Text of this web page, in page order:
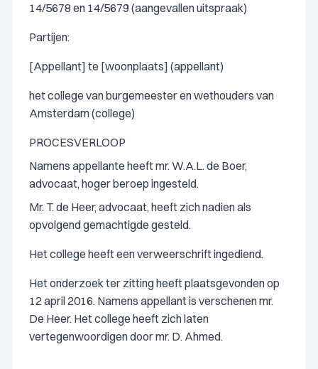
14/5678 en 14/5679 (aangevallen uitspraak)
Partijen:
[Appellant] te [woonplaats] (appellant)
het college van burgemeester en wethouders van
Amsterdam (college)
PROCESVERLOOP
Namens appellante heeft mr. W.A.L. de Boer,
advocaat, hoger beroep ingesteld.
Mr. T. de Heer, advocaat, heeft zich nadien als
opvolgend gemachtigde gesteld.
Het college heeft een verweerschrift ingediend.
Het onderzoek ter zitting heeft plaatsgevonden op
12 april 2016. Namens appellant is verschenen mr.
De Heer. Het college heeft zich laten
vertegenwoordigen door mr. D. Ahmed.